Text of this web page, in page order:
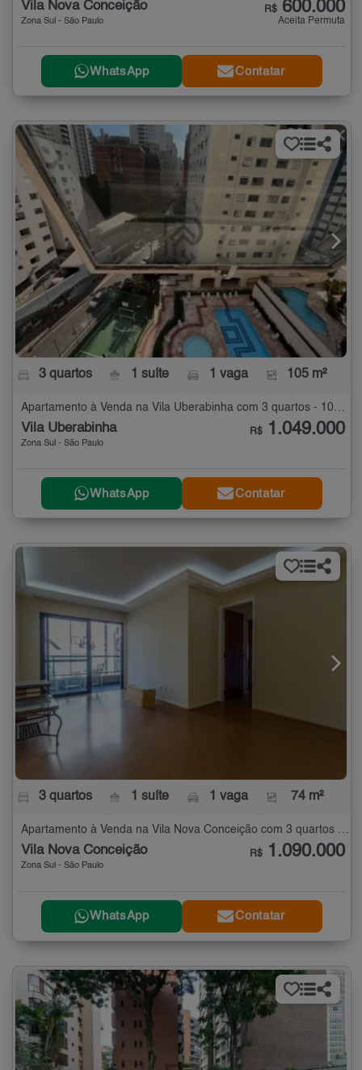
Vila Nova Conceição
Zona Sul - São Paulo
R$ 600.000
Aceita Permuta
WhatsApp Contatar
3 quartos 1 suíte 1 vaga 105 m²
Apartamento à Venda na Vila Uberabinha com 3 quartos - 105 m²
Vila Uberabinha
Zona Sul - São Paulo
R$ 1.049.000
WhatsApp Contatar
3 quartos 1 suíte 1 vaga 74 m²
Apartamento à Venda na Vila Nova Conceição com 3 quartos - 74 m²
Vila Nova Conceição
Zona Sul - São Paulo
R$ 1.090.000
WhatsApp Contatar